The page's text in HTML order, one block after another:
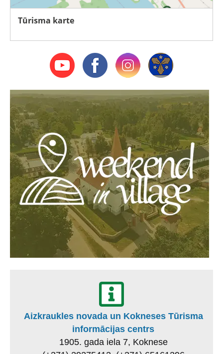
Tūrisma karte
Aizkraukles novada un Kokneses Tūrisma
informācijas centrs
1905. gada iela 7, Koknese